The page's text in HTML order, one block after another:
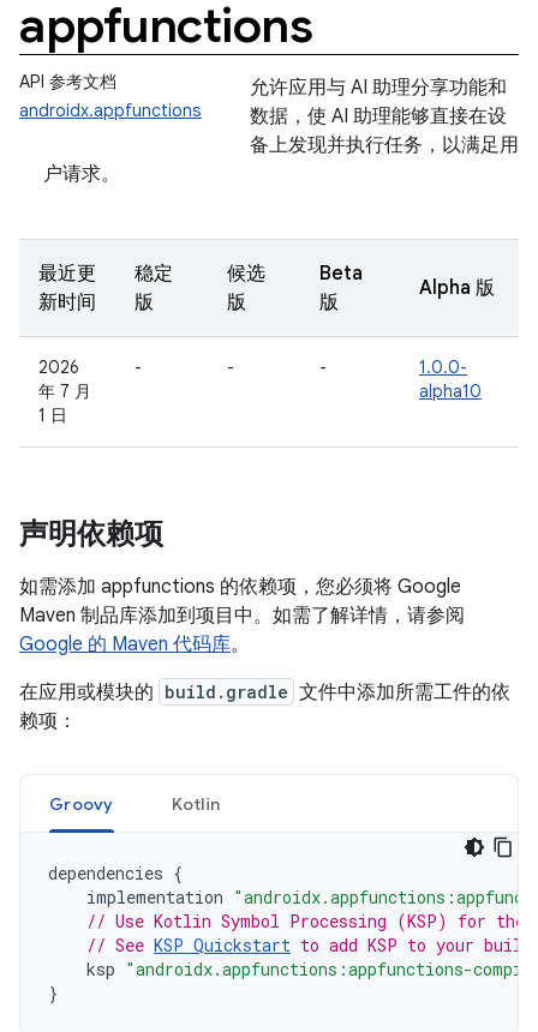
appfunctions
API 参考文档
androidx.appfunctions
允许应用与 AI 助理分享功能和
数据，使 AI 助理能够直接在设
备上发现并执行任务，以满足用
户请求。
最近更
新时间
稳定
版
候选
版
Beta
版
Alpha 版
2026
年 7 月
1 日
- - -
1.0.0-
alpha10
声明依赖项
如需添加 appfunctions 的依赖项，您必须将 Google
Maven 制品库添加到项目中。如需了解详情，请参阅
Google 的 Maven 代码库。
在应用或模块的 build.gradle 文件中添加所需工件的依
赖项：
Groovy Kotlin
dependencies {
implementation
// Use Kotlin Symbol Processing (KSP) for
// See KSP Quickstart to add KSP to your build
ksp "androidx.appfunctions:appfunctions-
}